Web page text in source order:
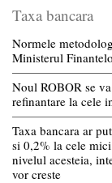
Taxa bancara
Normele
Ministerul
Noul ROBOR se
refinantare la cele
Taxa bancara ar
si 0,2% la cele
nivelul acesteia,
vor creste